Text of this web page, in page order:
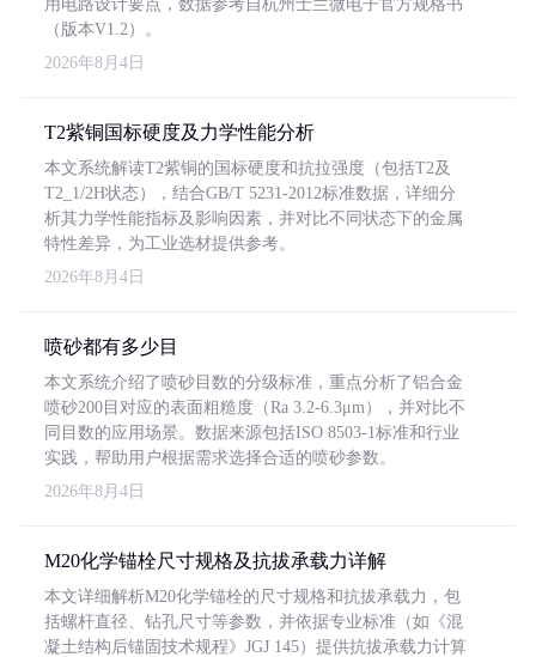
用电路设计要点，数据参考自杭州士兰微电子官方规格书
（版本V1.2）。
2026年8月4日
T2紫铜国标硬度及力学性能分析
本文系统解读T2紫铜的国标硬度和抗拉强度（包括T2及
T2_1/2H状态），结合GB/T 5231-2012标准数据，详细分
析其力学性能指标及影响因素，并对比不同状态下的金属
特性差异，为工业选材提供参考。
2026年8月4日
喷砂都有多少目
本文系统介绍了喷砂目数的分级标准，重点分析了铝合金
喷砂200目对应的表面粗糙度（Ra 3.2-6.3μm），并对比不
同目数的应用场景。数据来源包括ISO 8503-1标准和行业
实践，帮助用户根据需求选择合适的喷砂参数。
2026年8月4日
M20化学锚栓尺寸规格及抗拔承载力详解
本文详细解析M20化学锚栓的尺寸规格和抗拔承载力，包
括螺杆直径、钻孔尺寸等参数，并依据专业标准（如《混
凝土结构后锚固技术规程》JGJ 145）提供抗拔承载力计算